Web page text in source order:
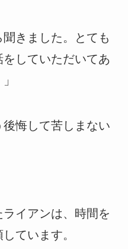
聞きました。とても
していただいてあ
悔して苦しまない
イアンは、時間を
ています。